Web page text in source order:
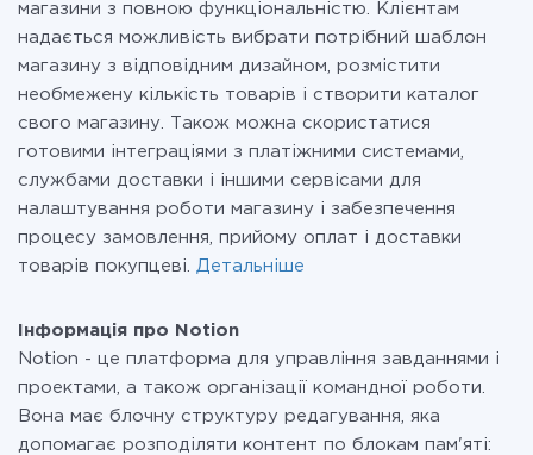
магазини з повною функціональністю. Клієнтам
надається можливість вибрати потрібний шаблон
магазину з відповідним дизайном, розмістити
необмежену кількість товарів і створити каталог
свого магазину. Також можна скористатися
готовими інтеграціями з платіжними системами,
службами доставки і іншими сервісами для
налаштування роботи магазину і забезпечення
процесу замовлення, прийому оплат і доставки
товарів покупцеві. Детальніше
Інформація про Notion
Notion - це платформа для управління завданнями і
проектами, а також організації командної роботи.
Вона має блочну структуру редагування, яка
допомагає розподіляти контент по блокам пам'яті: